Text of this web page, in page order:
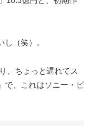
（笑）。
、ちょっと遅れてス
で、これはソニー・ピ